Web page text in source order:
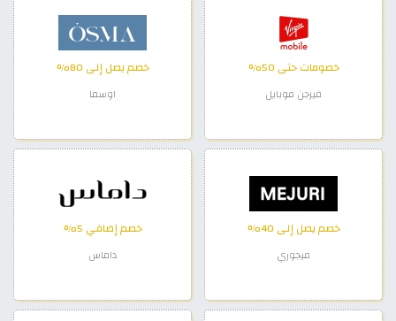
خصومات حتى 50%
فيرجن موبايل
خصم يصل إلى 80%
اوسما
خصم يصل إلى 40%
ميجوري
خصم إضافي 5%
داماس